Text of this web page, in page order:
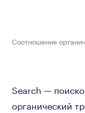
Соотношение
Search —
органический